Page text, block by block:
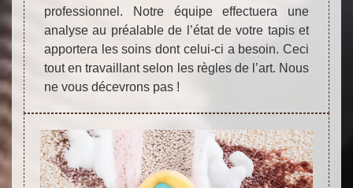
professionnel. Notre équipe effectuera une
analyse au préalable de l’état de votre tapis et
apportera les soins dont celui-ci a besoin. Ceci
tout en travaillant selon les règles de l’art. Nous
ne vous décevrons pas !